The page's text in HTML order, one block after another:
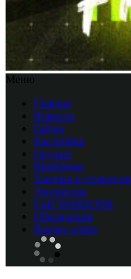
Меню
Главная
Новости
Гайды
Настройка
Оружие
Проблемы
Тактика и стратегия
Эмуляторы
CоD WARZONE
Обновления
Вопрос-ответ